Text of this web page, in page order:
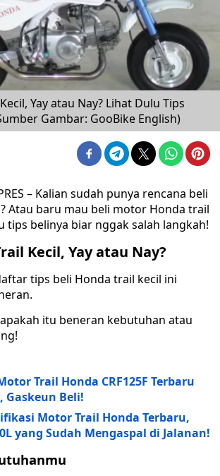
Yay atau Nay? Lihat Dulu Tips
Gambar: GooBike English)
– Kalian sudah punya rencana beli
Atau baru mau beli motor Honda trail
tips belinya biar nggak salah langkah!
Kecil, Yay atau Nay?
tips beli Honda trail kecil ini
itu beneran kebutuhan atau
Trail Honda CRF125F Terbaru
Gaskeun Beli!
Motor Trail Honda Terbaru,
yang Sudah Mengaspal di Jalanan!